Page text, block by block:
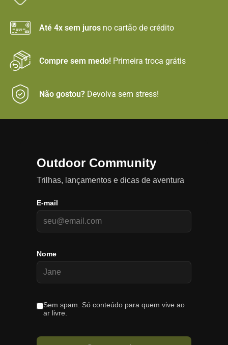
Até 4x sem juros no cartão de crédito
Compre sem medo! Primeira troca grátis
Não gostou? Devolva sem stress!